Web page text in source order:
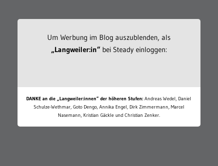
Um Werbung im Blog auszublenden, als
„Langweiler:in“bei Steady einloggen:
DANKE an die „Langweiler:innen“ der höheren Stufen: Andreas Wedel, Daniel
Schulze-Wethmar, Goto Dengo, Annika Engel, Dirk Zimmermann, Marcel
Nasemann, Kristian Gäckle und Christian Zenker.